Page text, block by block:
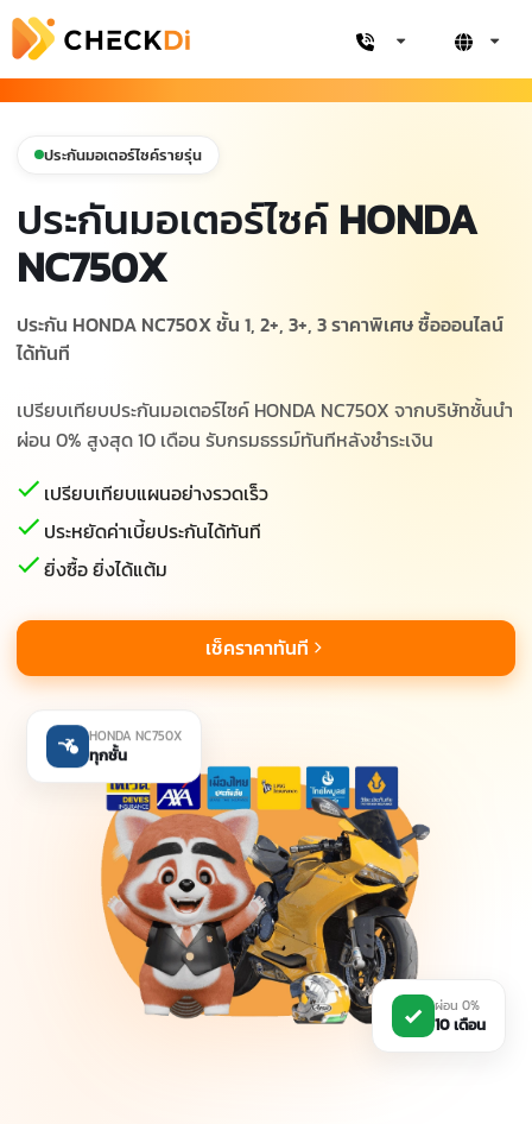
ประกันมอเตอร์ไซค์รายรุ่น
ประกันมอเตอร์ไซค์HONDA
NC750X
ประกัน HONDA NC750X ชั้น 1, 2+, 3+, 3 ราคาพิเศษ ซื้อออนไลน์
ได้ทันที
เปรียบเทียบประกันมอเตอร์ไซค์ HONDA NC750X จากบริษัทชั้นนำ
ผ่อน 0% สูงสุด 10 เดือน รับกรมธรรม์ทันทีหลังชำระเงิน
เปรียบเทียบแผนอย่างรวดเร็ว
ประหยัดค่าเบี้ยประกันได้ทันที
ยิ่งซื้อ ยิ่งได้แต้ม
เช็คราคาทันที
HONDA NC750X
ทุกชั้น
ผ่อน 0%
10 เดือน